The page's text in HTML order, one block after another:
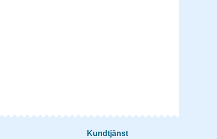
Kundtjänst